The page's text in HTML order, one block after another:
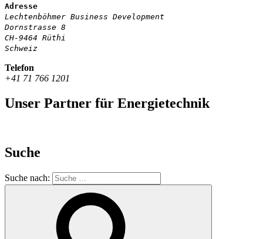
Adresse
Lechtenböhmer Business Development
Dornstrasse 8
CH-9464 Rüthi
Schweiz
Telefon
+41 71 766 1201
Unser Partner für Energietechnik
Suche
Suche nach: